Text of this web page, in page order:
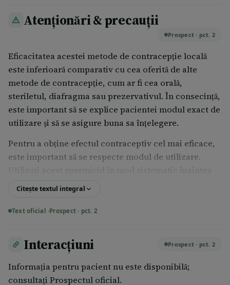
încât să fie eliberată întraga cantitate de substanţă
sexuale administraţi câte o altă capsulă;
protecţia este asigurată pentru o perioadă de 4
ore;
imediat după raport, este permisă doar o toaletă
externă a regiunii, doar cu apă.
moi vaginale decât trebuie Nu s-au raportat cazuri de
supradozaj.
vaginale: Există riscul de apariţie a sarcinii. În acest
caz,metoda de contacepţie de urgenţă. poate fi
Atenționări & precauții
Prospect · pct. 2
Eficacitatea acestei metode de contracepţie locală
este inferioară comparativ cu cea oferită de alte
metode de contracepţie, cum ar fi cea orală,
steriletul, diafragma sau prezervativul. În consecinţă,
este important să se explice pacientei modul exact de
utilizare şi să se asigure buna sa înţelegere.
Pentru a obţine efectul contraceptiv cel mai eficace,
este important să se respecte modul de utilizare.
Utilizaţi acest spermicid în mod sistematic înaintea
fiecărui raport sexual, indiferent de perioada ciclului
trebuie să-l utilizaţi.
după raport, deoarece apa cu săpun, chiar în cantitate
neglijabilă, distruge substanţa activă. Este posibilă
doar efectuarea unei toalete externe, doar cu apă,
Citește textul integral
Text oficial ·Prospect · pct. 2
Interacțiuni Prospect · pct. 2
Informația pentru pacient nu este disponibilă;
consultați Prospectul oficial.